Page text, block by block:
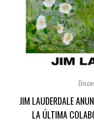
JIM LAUDERDALE
LA ÚLTIMA